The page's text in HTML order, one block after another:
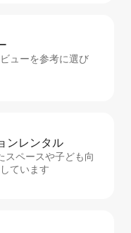
ューを参考に選び
ンレ⁠ン⁠タ⁠ル
スペースや子ども向
ています